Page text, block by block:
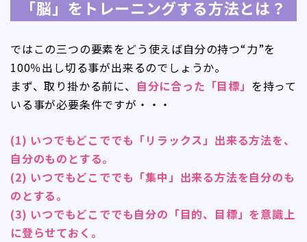
「脳」をトレーニングする方法とは？
ではこの三つの要素をどう使えば自分の持つ“力”を
100％出し切る事が出来るのでしょうか。
まず、取り掛かる前に、 自分に合った「目標」 を持って
いる事が必要条件ですが・・・
(1) いつでもどこででも「リラックス」出来る方法を、
自分のものとする。
(2) いつでもどこででも「集中」出来る方法を自分のも
のとする。
(3) いつでもどこででも自分の「目的、目標」を意識上
に登らせておく。